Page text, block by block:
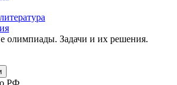
олимпиады. Задачи и их решения.